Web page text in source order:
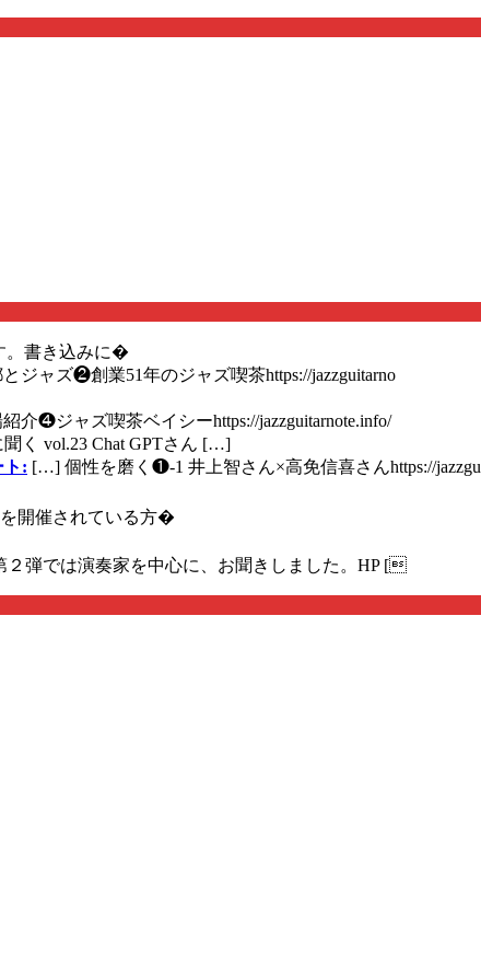
。書き込みに�
ジャズ❷創業51年のジャズ喫茶https://jazzguitarno
介❹ジャズ喫茶ベイシーhttps://jazzguitarnote.info/
く vol.23 Chat GPTさん […]
ト: […] 個性を磨く❶-1 井上智さん×高免信喜さんhttps://jazzgu
を開催されている方�
弾では演奏家を中心に、お聞きしました。HP [